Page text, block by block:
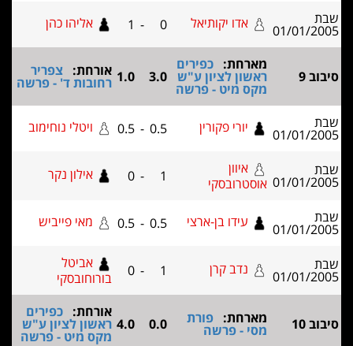
01/01/ אדו יקותיאל 0
1 אליהו כהן
מארחת:כפירים
ראשון לציון ע"ש
מקס מיט - פרשה
3.0
1.0 אורחת:צפריר
רחובות ד' - פרשה
01/01/ יורי פקורין 0.5
0.5 ויטלי נוחימוב
01/01/
איוון
אוסטרובסקי
0 אילון נקר
01/01/ עידו בן-ארצי 0.5
0.5 מאי פייביש
01/01/ נדב קרן 0
אביטל
בורוחובסקי
מארחת:פורת
מסי - פרשה 0.0
4.0
אורחת:כפירים
ראשון לציון ע"ש
מקס מיט - פרשה